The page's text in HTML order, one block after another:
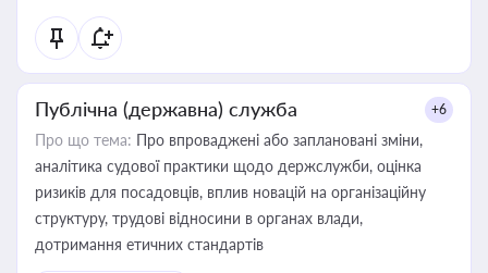
Публічна (державна) служба +6
Про що тема: Про впроваджені або заплановані зміни,
аналітика судової практики щодо держслужби, оцінка
ризиків для посадовців, вплив новацій на організаційну
структуру, трудові відносини в органах влади,
дотримання етичних стандартів